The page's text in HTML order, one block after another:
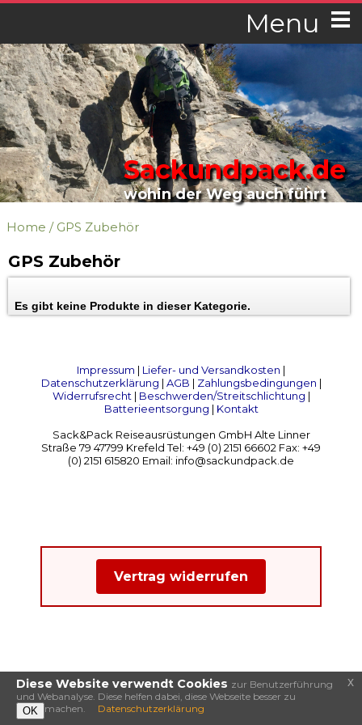
Menu
Sackundpack.de
wohin der Weg auch führt
Home / GPS Zubehör
GPS Zubehör
Es gibt keine Produkte in dieser Kategorie.
Impressum | Liefer- und Versandkosten |
Datenschutzerklärung | AGB | Zahlungsbedingungen |
Widerrufsrecht| Beschwerden/Streitschlichtung |
Batterieentsorgung | Kontakt
Sack&Pack Reiseausrüstungen GmbH Alte Linner
Straße 79 47799 Krefeld Tel: +49 (0) 2151 66602 Fax: +49
(0) 2151 615820 Email: info@sackundpack.de
Vertrag widerrufen
Diese Website verwendt Cookies zur Benutzerführung
und Webanalyse. Diese helfen dabei, diese Webseite besser zu
machen.
OK Datenschutzerklärung
x